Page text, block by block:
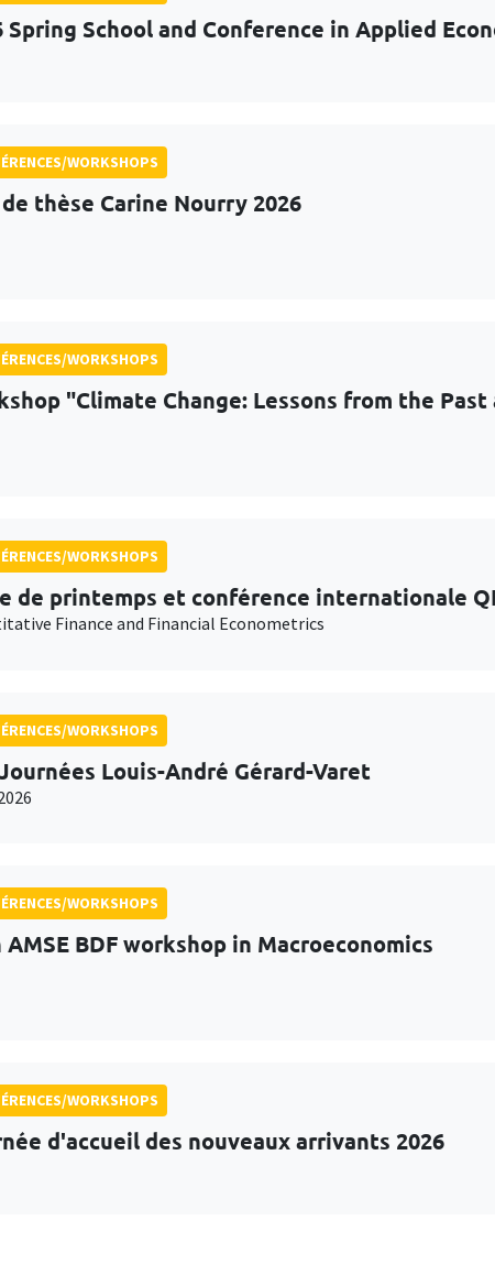
Spring School and Conference in Applied
WORKSHOPS
thèse Carine Nourry 2026
WORKSHOPS
"Climate Change: Lessons from the
WORKSHOPS
de printemps et conférence internationale
Finance and Financial Econometrics
WORKSHOPS
Louis-André Gérard-Varet
WORKSHOPS
AMSE BDF workshop in Macroeconomics
WORKSHOPS
d'accueil des nouveaux arrivants 2026